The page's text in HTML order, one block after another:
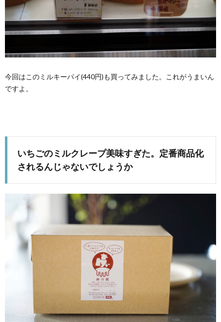
今回はこのミルキーパイ(440円)も買ってみました。これがうまいん
ですよ。
いちごのミルクレープ美味すぎた。定番商品化
されるんじゃないでしょうか